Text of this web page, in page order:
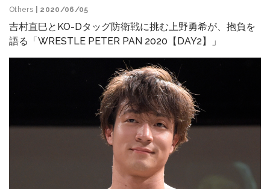
Others | 2020/06/05
吉村直巳とKO-Dタッグ防衛戦に挑む上野勇希が、抱負を
語る「WRESTLE PETER PAN 2020【DAY2】」